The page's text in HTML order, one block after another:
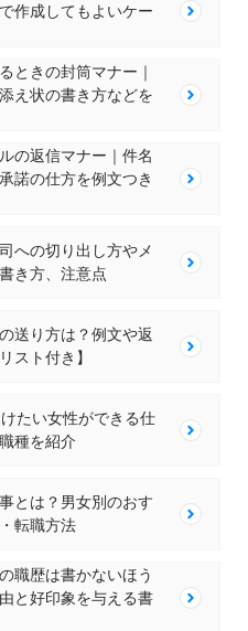
作成してもよいケー
ときの封筒マナー｜
え状の書き方などを
の返信マナー｜件名
諾の仕方を例文つき
への切り出し方やメ
き方、注意点
送り方は？例文や返
スト付き】
たい女性ができる仕
種を紹介
とは？男女別のおす
転職方法
職歴は書かないほう
と好印象を与える書